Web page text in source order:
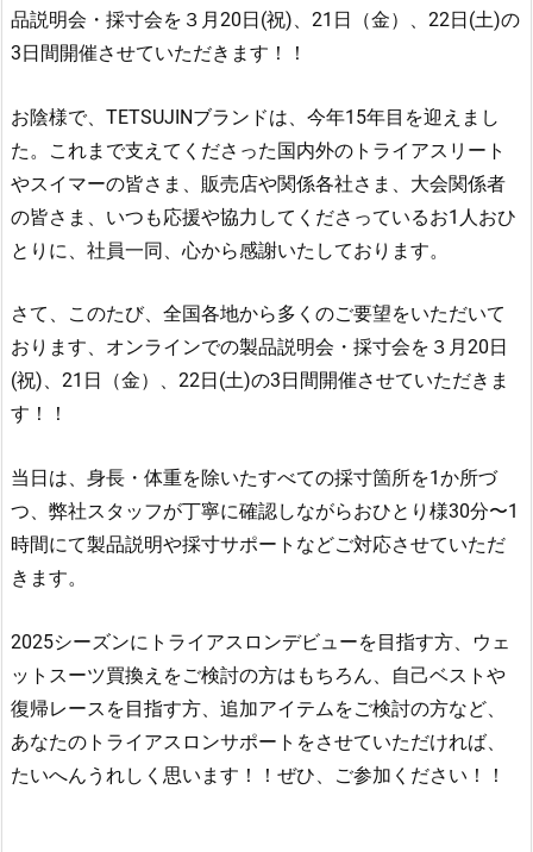
品説明会・採寸会を３月20日(祝)、21日（金）、22日(土)の
3日間開催させていただきます！！
お陰様で、TETSUJINブランドは、今年15年目を迎えまし
た。これまで支えてくださった国内外のトライアスリート
やスイマーの皆さま、販売店や関係各社さま、大会関係者
の皆さま、いつも応援や協力してくださっているお1人おひ
とりに、社員一同、心から感謝いたしております。
さて、このたび、全国各地から多くのご要望をいただいて
おります、オンラインでの製品説明会・採寸会を３月20日
(祝)、21日（金）、22日(土)の3日間開催させていただきま
す！！
当日は、身長・体重を除いたすべての採寸箇所を1か所づ
つ、弊社スタッフが丁寧に確認しながらおひとり様30分〜1
時間にて製品説明や採寸サポートなどご対応させていただ
きます。
2025シーズンにトライアスロンデビューを目指す方、ウェ
ットスーツ買換えをご検討の方はもちろん、自己ベストや
復帰レースを目指す方、追加アイテムをご検討の方など、
あなたのトライアスロンサポートをさせていただければ、
たいへんうれしく思います！！ぜひ、ご参加ください！！